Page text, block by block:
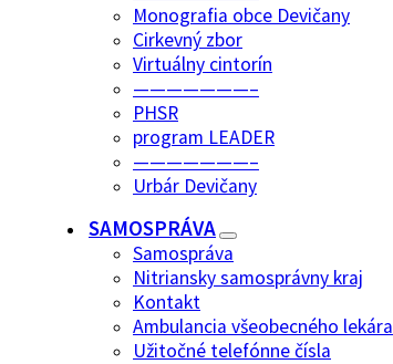
Monografia obce Devičany
Cirkevný zbor
Virtuálny cintorín
———————–
PHSR
program LEADER
———————–
Urbár Devičany
SAMOSPRÁVA
Samospráva
Nitriansky samosprávny kraj
Kontakt
Ambulancia všeobecného lekára
Užitočné telefónne čísla